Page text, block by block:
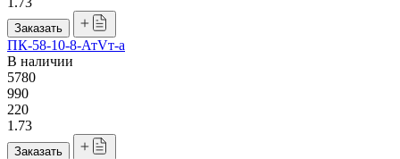
Заказать
ПК-58-10-8-АтVт-а
В наличии
5780
990
220
1.73
Заказать